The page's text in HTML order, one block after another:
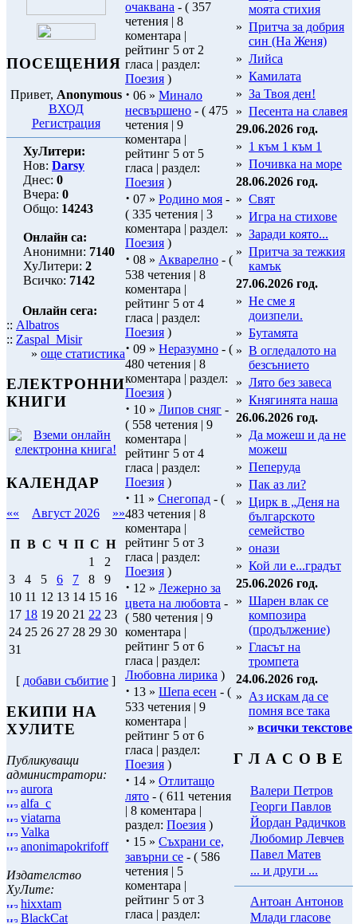
ПОСЕЩЕНИЯ
Привет, Anonymous
ВХОД
Регистрация
ХуЛитери:
Нов: Darsy
Днес: 0
Вчера: 0
Общо: 14243
Онлайн са:
Анонимни: 7140
ХуЛитери: 2
Всичко: 7142
Онлайн сега:
:: Albatros
:: Zaspal_Misir
» още статистика
ЕЛЕКТРОННИ
КНИГИ
КАЛЕНДАР
«« Август 2026 »»
П В С Ч П С Н
1
2
3
4 5 6 7 8
9
10 11 12 13 14 15 16
17 18 19 20 21 22 23
24 25 26 27 28 29 30
31
[ добави събитие ]
ЕКИПИ НА
ХУЛИТЕ
Публикуващи
администратори:
aurora
alfa_c
viatarna
Valka
anonimapokrifoff
Издателство
ХуЛите:
hixxtam
BlackCat
очаквана - ( 357
четения | 8
коментара |
рейтинг 5 от 2
гласа | раздел:
Поезия )
· 06 » Минало
несвършено - ( 475
четения | 9
коментара |
рейтинг 5 от 5
гласа | раздел:
Поезия )
· 07 » Родино моя -
( 335 четения | 3
коментара | раздел:
Поезия )
· 08 » Акварелно - (
538 четения | 8
коментара |
рейтинг 5 от 4
гласа | раздел:
Поезия )
· 09 » Неразумно - (
480 четения | 8
коментара | раздел:
Поезия )
· 10 » Липов сняг -
( 558 четения | 9
коментара |
рейтинг 5 от 4
гласа | раздел:
Поезия )
· 11 » Снегопад - (
483 четения | 8
коментара |
рейтинг 5 от 3
гласа | раздел:
Поезия )
· 12 » Лежерно за
цвета на любовта -
( 580 четения | 9
коментара |
рейтинг 5 от 6
гласа | раздел:
Любовна лирика )
· 13 » Шепа есен - (
533 четения | 9
коментара |
рейтинг 5 от 6
гласа | раздел:
Поезия )
· 14 » Отлитащо
лято - ( 611 четения
| 8 коментара |
раздел: Поезия )
· 15 » Съхрани се,
завърни се - ( 586
четения | 5
коментара |
рейтинг 5 от 3
гласа | раздел:
моята стихия
» Притча за добрия
син (На Женя)
» Лийса
» Камилата
» За Твоя ден!
» Песента на славея
29.06.2026 год.
» 1 към 1 към 1
» Почивка на море
28.06.2026 год.
» Свят
» Игра на стихове
» Заради която...
» Притча за тежкия
камък
27.06.2026 год.
» Не сме я
доизпели.
» Бутамята
» В огледалото на
безсънието
» Лято без завеса
» Княгинята наша
26.06.2026 год.
» Да можеш и да не
можеш
» Пеперуда
» Пак аз ли?
» Цирк в „Деня на
българското
семейство
» онази
» Кой ли е...градът
25.06.2026 год.
» Шарен влак се
композира
(продължение)
» Гласът на
тромпета
24.06.2026 год.
» Аз искам да се
помня все така
» всички текстове
Г Л А С О В Е
Валери Петров
Георги Павлов
Йордан Радичков
Любомир Левчев
Павел Матев
... и други ...
Антоан Антонов
Млади гласове